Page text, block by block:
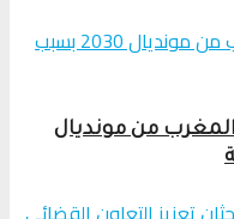
من مونديال